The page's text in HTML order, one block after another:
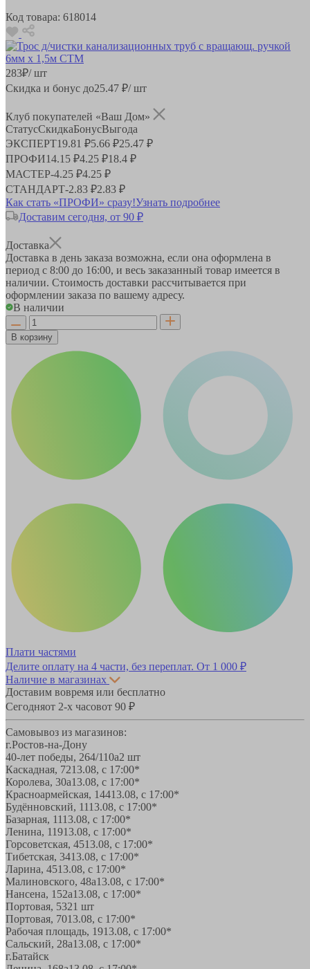
Код товара: 618014
283₽/ шт
Скидка и бонус до25.47 ₽/ шт
Клуб покупателей «Ваш Дом»
СтатусСкидкаБонусВыгода
ЭКСПЕРТ19.81 ₽5.66 ₽25.47 ₽
ПРОФИ14.15 ₽4.25 ₽18.4 ₽
МАСТЕР-4.25 ₽4.25 ₽
СТАНДАРТ-2.83 ₽2.83 ₽
Как стать «ПРОФИ» сразу!Узнать подробнее
Доставим сегодня, от 90 ₽
Доставка
Доставка в день заказа возможна, если она оформлена в
период с 8:00 до 16:00, и весь заказанный товар имеется в
наличии. Стоимость доставки рассчитывается при
оформлении заказа по вашему адресу.
В наличии
В корзину
Плати частями
Делите оплату на 4 части, без переплат. От 1 000 ₽
Наличие в магазинах
Доставим вовремя или бесплатно
Сегодняот 2-х часовот 90 ₽
Самовывоз из магазинов:
г.Ростов-на-Дону
40-лет победы, 264/110а2 шт
Каскадная, 7213.08, с 17:00*
Королева, 30а13.08, с 17:00*
Красноармейская, 14413.08, с 17:00*
Будённовский, 1113.08, с 17:00*
Базарная, 1113.08, с 17:00*
Ленина, 11913.08, с 17:00*
Горсоветская, 4513.08, с 17:00*
Тибетская, 3413.08, с 17:00*
Ларина, 4513.08, с 17:00*
Малиновского, 48а13.08, с 17:00*
Нансена, 152а13.08, с 17:00*
Портовая, 5321 шт
Портовая, 7013.08, с 17:00*
Рабочая площадь, 1913.08, с 17:00*
Сальский, 28a13.08, с 17:00*
г.Батайск